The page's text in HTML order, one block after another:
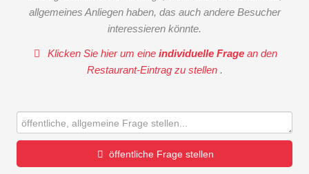
allgemeines Anliegen haben, das auch andere Besucher
interessieren könnte.
Klicken Sie hier um eineindividuelle Frage an den
Restaurant-Eintrag zu stellen .
öffentliche Frage stellen